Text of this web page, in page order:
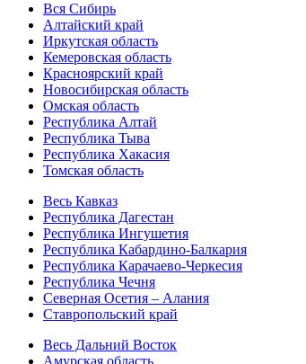
Вся Сибирь
Алтайский край
Иркутская область
Кемеровская область
Красноярский край
Новосибирская область
Омская область
Республика Алтай
Республика Тыва
Республика Хакасия
Томская область
Весь Кавказ
Республика Дагестан
Республика Ингушетия
Республика Кабардино-Балкария
Республика Карачаево-Черкесия
Республика Чечня
Северная Осетия – Алания
Ставропольский край
Весь Дальний Восток
Амурская область